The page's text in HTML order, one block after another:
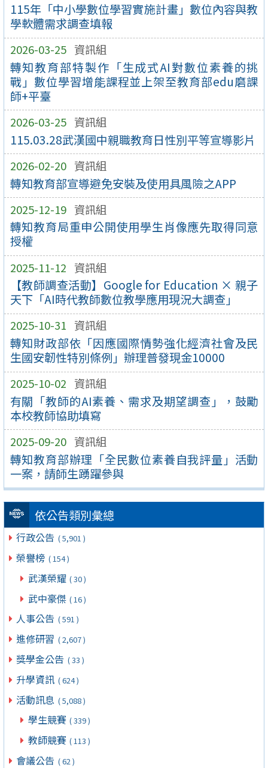
115年「中小學數位學習實施計畫」數位內容與教
學軟體需求調查填報
2026-03-25 資訊組
轉知教育部特製作「生成式AI對數位素養的挑
戰」數位學習增能課程並上架至教育部edu磨課
師+平臺
2026-03-25 資訊組
115.03.28武漢國中親職教育日性別平等宣導影片
2026-02-20 資訊組
轉知教育部宣導避免安裝及使用具風險之APP
2025-12-19 資訊組
轉知教育局重申公開使用學生肖像應先取得同意
授權
2025-11-12 資訊組
【教師調查活動】Google for Education × 親子
天下「AI時代教師數位教學應用現況大調查」
2025-10-31 資訊組
轉知財政部依「因應國際情勢強化經濟社會及民
生國安韌性特別條例」辦理普發現金10000
2025-10-02 資訊組
有關「教師的AI素養、需求及期望調查」，鼓勵
本校教師協助填寫
2025-09-20 資訊組
轉知教育部辦理「全民數位素養自我評量」活動
一案，請師生踴躍參與
依公告類別彙總
行政公告 ( 5,901 )
榮譽榜 ( 154 )
武漢榮耀 ( 30 )
武中豪傑 ( 16 )
人事公告 ( 591 )
進修研習 ( 2,607 )
獎學金公告 ( 33 )
升學資訊 ( 624 )
活動訊息 ( 5,088 )
學生競賽 ( 339 )
教師競賽 ( 113 )
會議公告 ( 62 )